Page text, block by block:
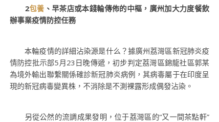
2包養 、早茶店或本錢輪傳佈的中樞，廣州加大力度餐飲
辦事業疫情防控任務
本輪疫情的詳細沾染源是什么？據廣州荔灣區新冠肺炎疫
情防控批示部5月23日晚傳遞，初步判定荔灣區錦龍社區郭某
為境外輸出聯繫關係確診新冠肺炎病例，其病毒屬于在印度呈
現的新冠病毒變異株，不消除是不測裸露形成偶發沾染。
另從公然的流調成果發明，位于荔灣區的“又一間茶點軒”